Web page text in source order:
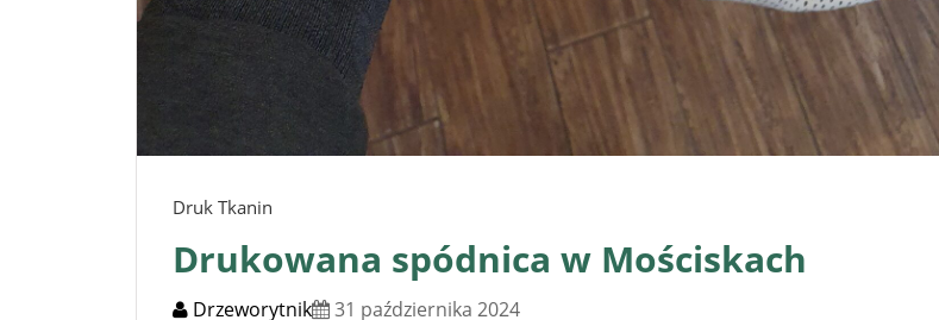
Druk Tkanin
Drukowana spódnica w Mościskach
Drzeworytnik
31 października 2024